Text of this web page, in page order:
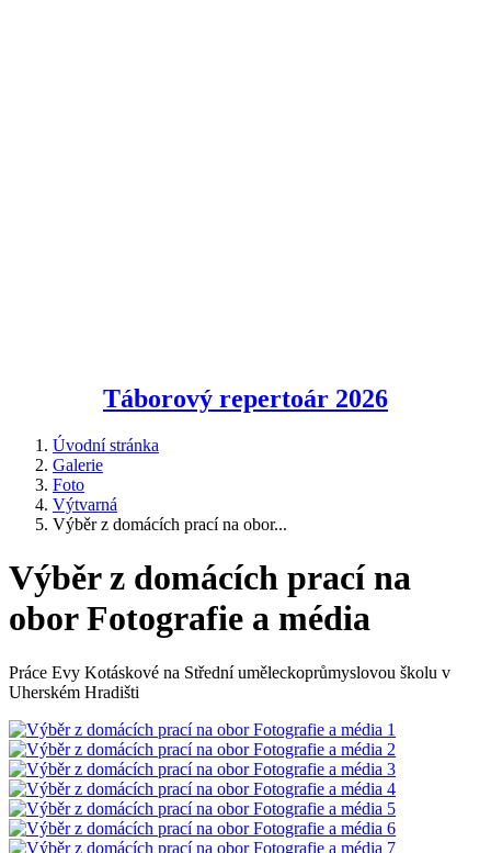
Táborový repertoár 2026
Úvodní stránka
Galerie
Foto
Výtvarná
Výběr z domácích prací na obor...
Výběr z domácích prací na
obor Fotografie a média
Práce Evy Kotáskové na Střední uměleckoprůmyslovou školu v
Uherském Hradišti